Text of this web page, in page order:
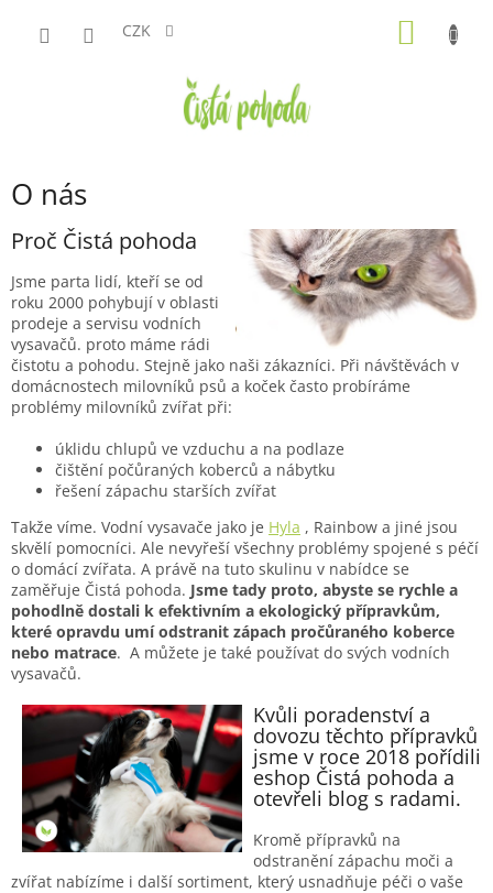
CZK
O nás
Proč Čistá pohoda
Jsme parta lidí, kteří se od
roku 2000 pohybují v oblasti
prodeje a servisu vodních
vysavačů. proto máme rádi
čistotu a pohodu. Stejně jako naši zákazníci. Při návštěvách v
domácnostech milovníků psů a koček často probíráme
problémy milovníků zvířat při:
úklidu chlupů ve vzduchu a na podlaze
čištění počůraných koberců a nábytku
řešení zápachu starších zvířat
Takže víme. Vodní vysavače jako je Hyla , Rainbow a jiné jsou
skvělí pomocníci. Ale nevyřeší všechny problémy spojené s péčí
o domácí zvířata. A právě na tuto skulinu v nabídce se
zaměřuje Čistá pohoda. Jsme tady proto, abyste se rychle a
pohodlně dostali k efektivním a ekologický přípravkům,
které opravdu umí odstranit zápach pročůraného koberce
nebo matrace. A můžete je také používat do svých vodních
vysavačů.
Kvůli poradenství a
dovozu těchto přípravků
jsme v roce 2018 pořídili
eshop Čistá pohoda a
otevřeli blog s radami.
Kromě přípravků na
odstranění zápachu moči a
zvířat nabízíme i další sortiment, který usnadňuje péči o vaše